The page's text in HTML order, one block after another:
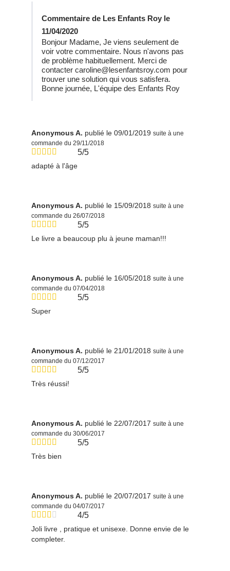
Commentaire de Les Enfants Roy le
11/04/2020
Bonjour Madame, Je viens seulement de
voir votre commentaire. Nous n'avons pas
de problème habituellement. Merci de
contacter caroline@lesenfantsroy.com pour
trouver une solution qui vous satisfera.
Bonne journée, L'équipe des Enfants Roy
Anonymous A. publié le 09/01/2019 suite à une
commande du 29/11/2018
5/5
adapté à l'âge
Anonymous A. publié le 15/09/2018 suite à une
commande du 26/07/2018
5/5
Le livre a beaucoup plu à jeune maman!!!
Anonymous A. publié le 16/05/2018 suite à une
commande du 07/04/2018
5/5
Super
Anonymous A. publié le 21/01/2018 suite à une
commande du 07/12/2017
5/5
Très réussi!
Anonymous A. publié le 22/07/2017 suite à une
commande du 30/06/2017
5/5
Très bien
Anonymous A. publié le 20/07/2017 suite à une
commande du 04/07/2017
4/5
Joli livre , pratique et unisexe. Donne envie de le
completer.